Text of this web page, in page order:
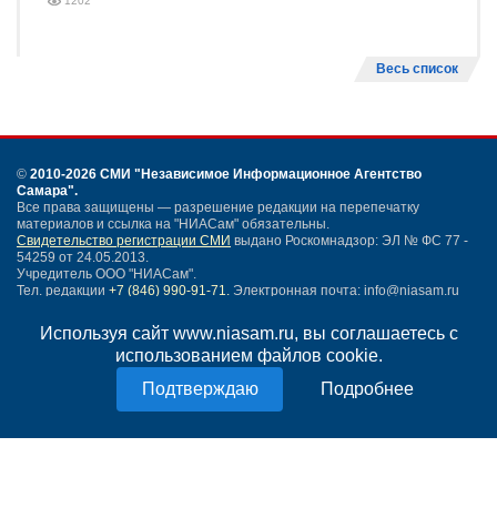
Используя сайт www.niasam.ru, вы соглашаетесь с
использованием файлов cookie.
Подробнее
Весь список
© 2010-2026 СМИ "Независимое Информационное Агентство
Самара".
Все права защищены — разрешение редакции на перепечатку
материалов и ссылка на "НИАСам" обязательны.
Свидетельство регистрации СМИ выдано Роскомнадзор: ЭЛ № ФС 77 -
54259 от 24.05.2013.
Учредитель ООО "НИАСам".
Тел. редакции +7 (846) 990-91-71. Электронная почта: info@niasam.ru
Написать письмо
Нашли ошибку?
Политика конфиденциальности
Согласие на обработку персональных данных
18+